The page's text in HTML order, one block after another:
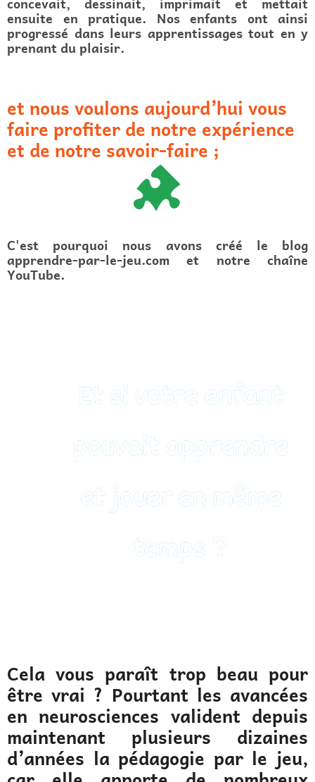
ensuite en pratique. Nos enfants ont ainsi
progressé dans leurs apprentissages tout en y
prenant du plaisir.
et nous voulons aujourd’hui vous
faire profiter de notre expérience
et de notre savoir-faire ;
C'est pourquoi nous avons créé le blog
apprendre-par-le-jeu.com et notre chaîne
YouTube.
Et si votre enfant
pouvait apprendre
et jouer en même
temps ?
Cela vous paraît trop beau pour
être vrai ? Pourtant les avancées
en neurosciences valident depuis
maintenant plusieurs dizaines
d’années la pédagogie par le jeu,